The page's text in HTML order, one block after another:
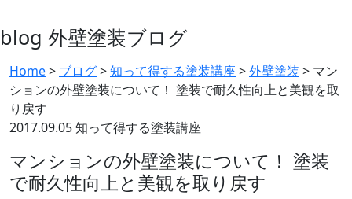
blog 外壁塗装ブログ
Home> ブログ>知って得する塗装講座 >外壁塗装 > マン
ションの外壁塗装について！ 塗装で耐久性向上と美観を取
り戻す
2017.09.05知って得する塗装講座
マンションの外壁塗装について！ 塗装
で耐久性向上と美観を取り戻す